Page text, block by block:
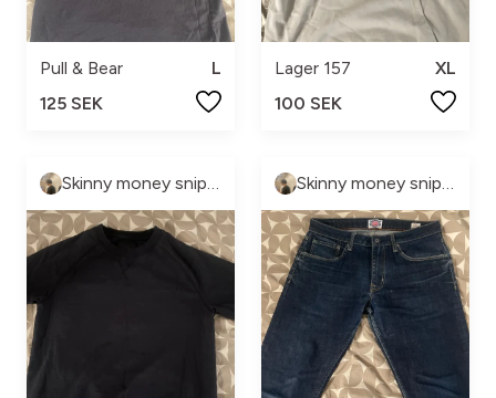
Pull & Bear
L
125 SEK
Lager 157
XL
100 SEK
Skinny money sniper Skinny money sniper